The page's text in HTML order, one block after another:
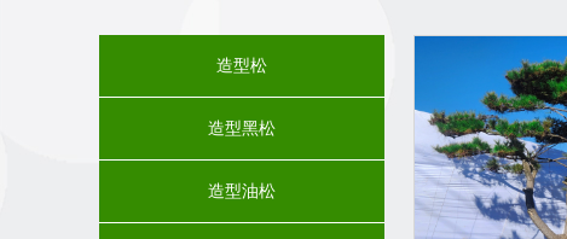
将把树形好的造型松以
到的技术服务，在同样的品种，给予您较优惠的价格，
连农户的产业化道路。我们的服务宗旨：生意不在乎大
造型松
造型黑松
造型油松